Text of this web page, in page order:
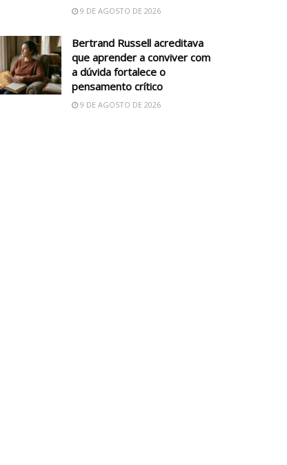
9 DE AGOSTO DE 2026
Bertrand Russell acreditava
que aprender a conviver com
a dúvida fortalece o
pensamento crítico
9 DE AGOSTO DE 2026